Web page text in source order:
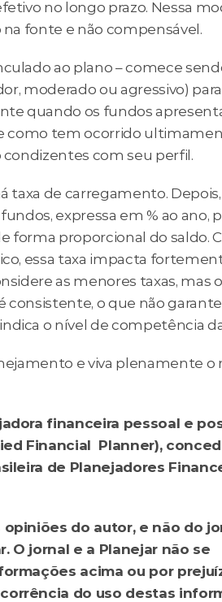
no longo prazo. Nessa
fonte e não compensável.
ao plano – comece
moderado ou agressivo)
quando os fundos
como tem ocorrido
condizentes com seu perfil.
taxa de carregamento. Depois,
expressa em % ao ano,
forma proporcional do saldo.
essa taxa impacta
as menores taxas, mas
consistente, o que não
o nível de competência
e viva plenamente
financeira pessoal e
Financial  Planner),
de Planejadores
do autor, e não do
O jornal e a Planejar não se
acima ou por
do uso destas